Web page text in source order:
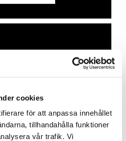
cookies
för att anpassa innehållet
tillhandahålla funktioner
vår trafik. Vi
här för dig!
Mån – Fre: 07:30 –
16:30